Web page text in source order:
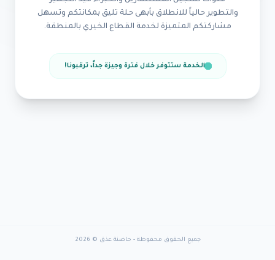
والتطوير حالياً للانطلاق بأبهى حلة تليق بمكانتكم وتسهل
مشاركتكم المتميزة لخدمة القطاع الخيري بالمنطقة.
الخدمة ستتوفر خلال فترة وجيزة جداً، ترقبونا!
جميع الحقوق محفوظة - حاضنة عذق © 2026